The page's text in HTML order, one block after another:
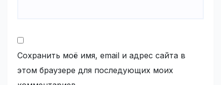
Сохранить моё имя, email и адрес сайта в
этом браузере для последующих моих